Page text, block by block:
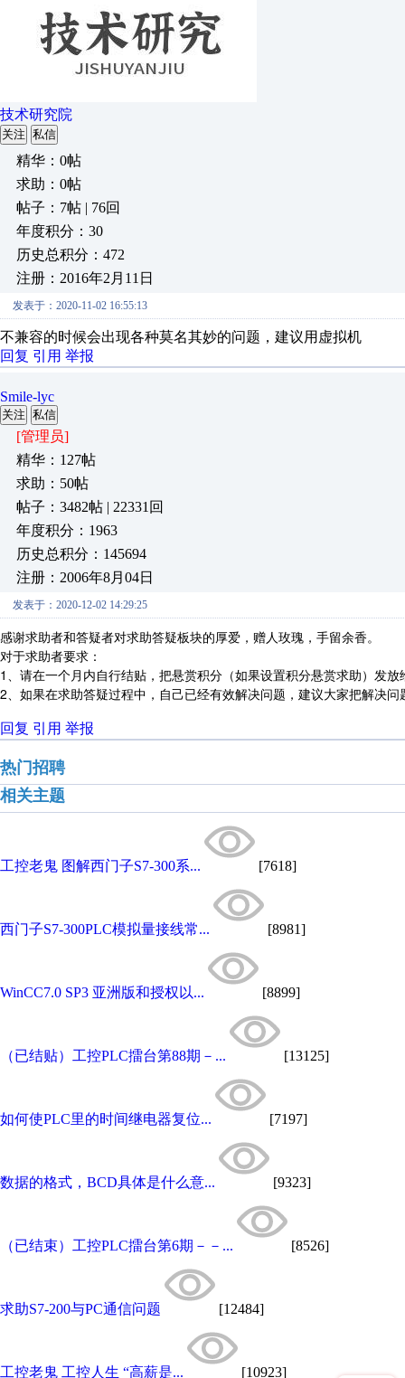
技术研究院
关注 私信
精华：0帖
求助：0帖
帖子：7帖 | 76回
年度积分：30
历史总积分：472
注册：2016年2月11日
发表于：2020-11-02 16:55:13
不兼容的时候会出现各种莫名其妙的问题，建议用虚拟机
回复 引用 举报
Smile-lyc
关注 私信
[管理员]
精华：127帖
求助：50帖
帖子：3482帖 | 22331回
年度积分：1963
历史总积分：145694
注册：2006年8月04日
发表于：2020-12-02 14:29:25
感谢求助者和答疑者对求助答疑板块的厚爱，赠人玫瑰，手留余香。
对于求助者要求：
1、请在一个月内自行结贴，把悬赏积分（如果设置积分悬赏求助）发放
2、如果在求助答疑过程中，自己已经有效解决问题，建议大家把解决
回复 引用 举报
热门招聘
相关主题
工控老鬼 图解西门子S7-300系... [7618]
西门子S7-300PLC模拟量接线常... [8981]
WinCC7.0 SP3 亚洲版和授权以... [8899]
（已结贴）工控PLC擂台第88期－... [13125]
如何使PLC里的时间继电器复位... [7197]
数据的格式，BCD具体是什么意... [9323]
（已结束）工控PLC擂台第6期－－... [8526]
求助S7-200与PC通信问题 [12484]
工控老鬼 工控人生 “高薪是... [10923]